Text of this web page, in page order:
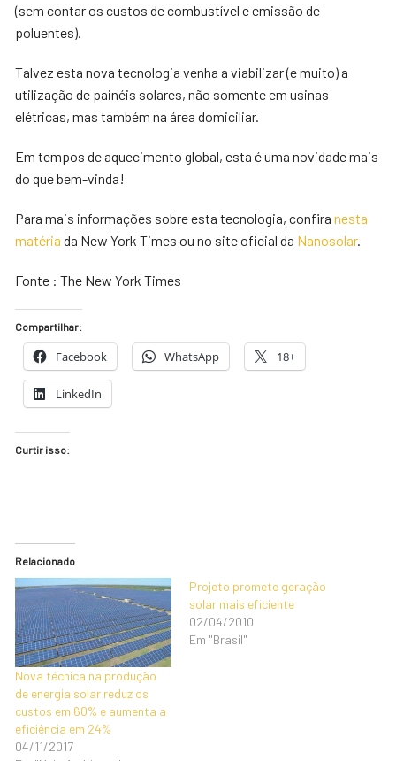
(sem contar os custos de combustível e emissão de
poluentes).
Talvez esta nova tecnologia venha a viabilizar (e muito) a
utilização de painéis solares, não somente em usinas
elétricas, mas também na área domiciliar.
Em tempos de aquecimento global, esta é uma novidade mais
do que bem-vinda!
Para mais informações sobre esta tecnologia, confiranesta
matéria da New York Times ou no site oficial da Nanosolar.
Fonte : The New York Times
Compartilhar:
Facebook WhatsApp 18+
LinkedIn
Curtir isso:
Relacionado
Nova técnica na produção
de energia solar reduz os
custos em 60% e aumenta a
eficiência em 24%
04/11/2017
Projeto promete geração
solar mais eficiente
02/04/2010
Em "Brasil"